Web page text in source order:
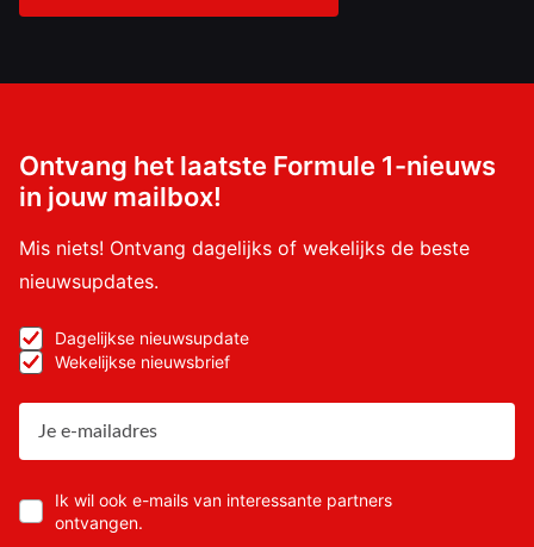
Ontvang het laatste Formule 1-nieuws
in jouw mailbox!
Mis niets! Ontvang dagelijks of wekelijks de beste
nieuwsupdates.
Dagelijkse nieuwsupdate
Wekelijkse nieuwsbrief
Ik wil ook e-mails van interessante partners
ontvangen.